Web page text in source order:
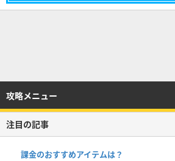
攻略メニュー
注目の記事
課金のおすすめアイテムは？